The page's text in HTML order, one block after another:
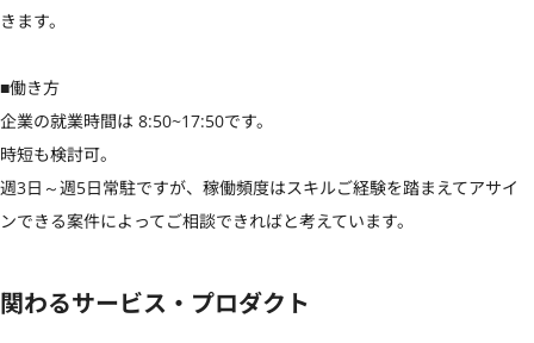
きます。
■働き方
企業の就業時間は 8:50~17:50です。
時短も検討可。
週3日～週5日常駐ですが、稼働頻度はスキルご経験を踏まえてアサイ
ンできる案件によってご相談できればと考えています。
関わるサービス・プロダクト